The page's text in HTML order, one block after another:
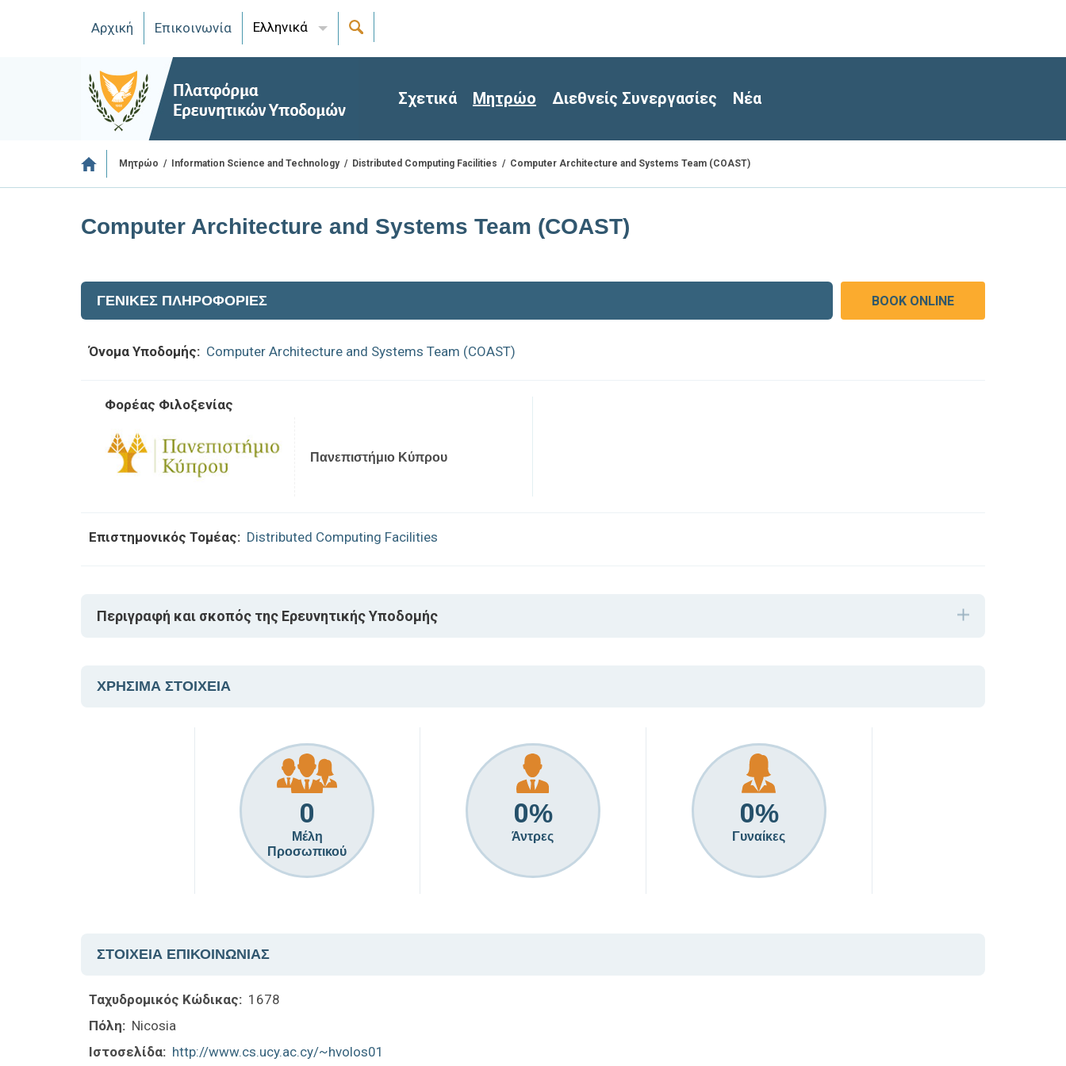
Αρχική Επικοινωνία Ελληνικά
Σχετικά Μητρώο Διεθνείς Συνεργασίες Νέα
Μητρώο / Information Science and Technology/ Distributed Computing Facilities / Computer Architecture and Systems Team (COAST)
Computer Architecture and Systems Team (COAST)
ΓΕΝΙΚΕΣ ΠΛΗΡΟΦΟΡΙΕΣ BOOK ONLINE
Όνομα Υποδομής: Computer Architecture and Systems Team (COAST)
Φορέας Φιλοξενίας
Πανεπιστήμιο Κύπρου
Επιστημονικός Τομέας: Distributed Computing Facilities
Περιγραφή και σκοπός της Ερευνητικής Υποδομής
ΧΡΗΣΙΜΑ ΣΤΟΙΧΕΙΑ
0
Μέλη
Προσωπικού
0%
Άντρες
0%
Γυναίκες
ΣΤΟΙΧΕΙΑ ΕΠΙΚΟΙΝΩΝΙΑΣ
Ταχυδρομικός Κώδικας: 1678
Πόλη: Nicosia
Ιστοσελίδα: http://www.cs.ucy.ac.cy/~hvolos01